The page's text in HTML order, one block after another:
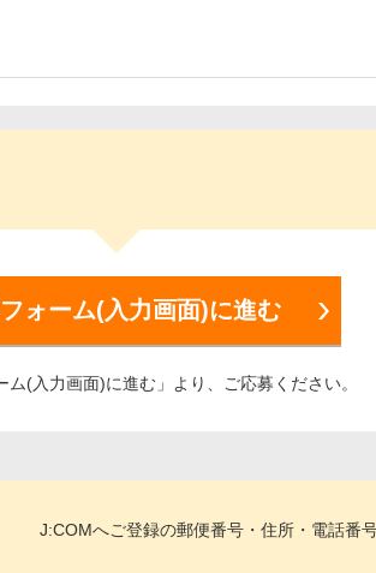
ォーム(入力画面)に進む
ム(入力画面)に進む」より、ご応募ください。
J:COMへご登録の郵便番号・住所・電話番